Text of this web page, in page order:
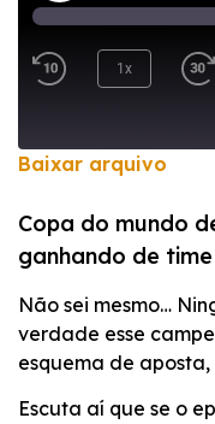
1x
FEED RSS
LINK
INCORPORAR
Baixar arquivo
Copa do mundo
ganhando de
Não sei mesmo…
verdade esse
esquema de aposta,
Escuta aí que se o